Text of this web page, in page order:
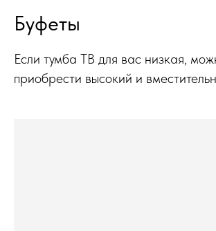
Буфеты
Если тумба ТВ для вас низкая,
приобрести высокий и